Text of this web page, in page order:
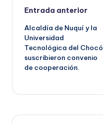
Navegación
de
entradas
Entrada anterior
Alcaldía de Nuquí y la
Universidad
Tecnológica del Chocó
suscribieron convenio
de cooperación.